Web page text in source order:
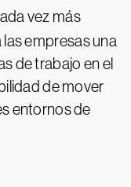
vez más
empresas una
de trabajo en el
de mover
entornos de